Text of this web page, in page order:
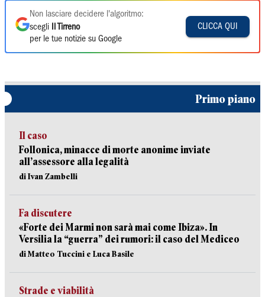
Non lasciare decidere l'algoritmo:
scegli
Il Tirreno
per le tue notizie su Google
CLICCA QUI
Primo piano
Il caso
Follonica, minacce di morte anonime inviate
all’assessore alla legalità
di Ivan Zambelli
Fa discutere
«Forte dei Marmi non sarà mai come Ibiza». In
Versilia la “guerra” dei rumori: il caso del Mediceo
di Matteo Tuccini e Luca Basile
Strade e viabilità